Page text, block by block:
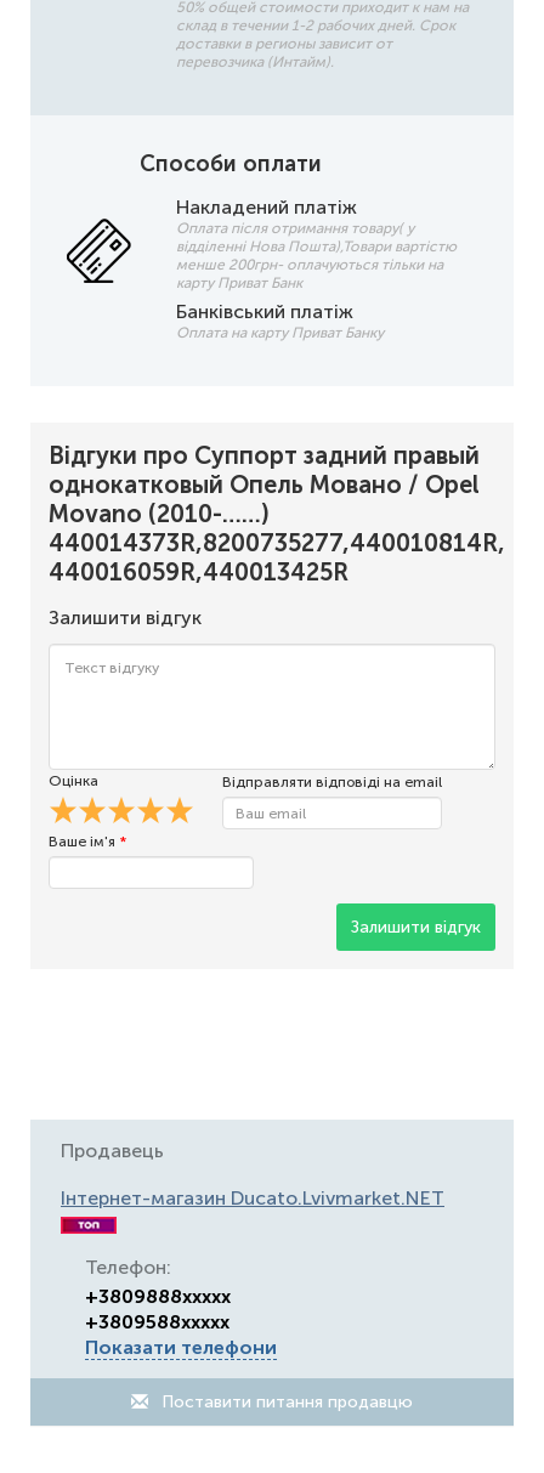
50% общей стоимости приходит к нам на
склад в течении 1-2 рабочих дней. Срок
доставки в регионы зависит от
перевозчика (Интайм).
Способи оплати
Накладений платіж
Оплата після отримання товару( у
відділенні Нова Пошта),Товари вартістю
менше 200грн- оплачуються тільки на
карту Приват Банк
Банківський платіж
Оплата на карту Приват Банку
Відгуки про Суппорт задний правый
однокатковый Опель Мовано / Opel
Movano (2010-……)
440014373R,8200735277,440010814R,
440016059R,440013425R
Залишити відгук
Оцінка Відправляти відповіді на email
Ваше ім'я *
Залишити відгук
Продавець
Інтернет-магазин Ducato.Lvivmarket.NET
Телефон:
+3809888xxxxx
+3809588xxxxx
Показати телефони
Поставити питання продавцю